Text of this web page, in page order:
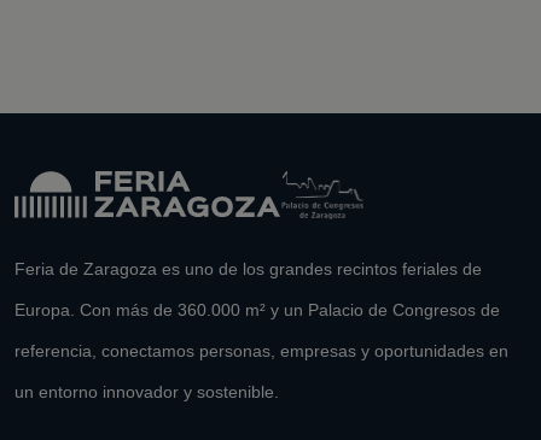
Feria de Zaragoza es uno de los grandes recintos feriales de
Europa. Con más de 360.000 m² y un Palacio de Congresos de
referencia, conectamos personas, empresas y oportunidades en
un entorno innovador y sostenible.